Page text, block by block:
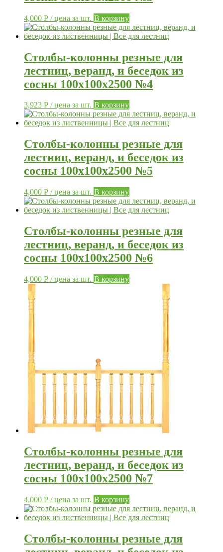
4,000 Р / цена за шт. В корзину
Столбы-колонны резные для
лестниц, веранд, и беседок из
сосны 100х100х2500 №4
3,923 Р / цена за шт. В корзину
Столбы-колонны резные для
лестниц, веранд, и беседок из
сосны 100х100х2500 №5
4,000 Р / цена за шт. В корзину
Столбы-колонны резные для
лестниц, веранд, и беседок из
сосны 100х100х2500 №6
4,000 Р / цена за шт. В корзину
Столбы-колонны резные для
лестниц, веранд, и беседок из
сосны 100х100х2500 №7
4,000 Р / цена за шт. В корзину
Столбы-колонны резные для